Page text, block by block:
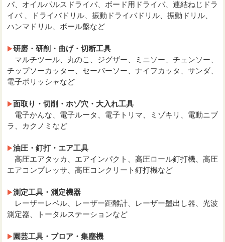
バ、オイルパルスドライバ、ボード用ドライバ、連結ねじドラ
イバ 、ドライバドリル、振動ドライバドリル、振動ドリル、
ハンマドリル、ボール盤など
研磨・研削・曲げ・切断工具
マルチツール、丸のこ、ジグザー、ミニソー、チェンソー、
チップソーカッター、セーバーソー、ナイフカッタ、サンダ、
電子ポリッシャなど
面取り・切削・ホゾ穴・大入れ工具
電子かんな、電子ルータ、電子トリマ、ミゾキリ、電動ニブ
ラ、カクノミなど
油圧・釘打・エア工具
高圧エアタッカ、エアインパクト、高圧ロール釘打機、高圧
エアコンプレッサ、高圧コンクリート釘打機など
測定工具・測定機器
レーザーレベル、レーザー距離計、レーザー墨出し器、光波
測定器、トータルステーションなど
園芸工具・ブロア・集塵機